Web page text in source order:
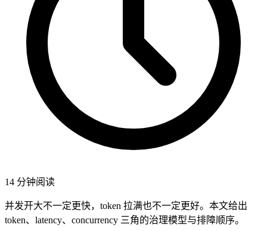
14 分钟阅读
并发开大不一定更快，token 拉满也不一定更好。本文给出
token、latency、concurrency 三角的治理模型与排障顺序。